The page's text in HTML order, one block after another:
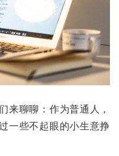
来聊聊：作为普通人，
一些不起眼的小生意挣